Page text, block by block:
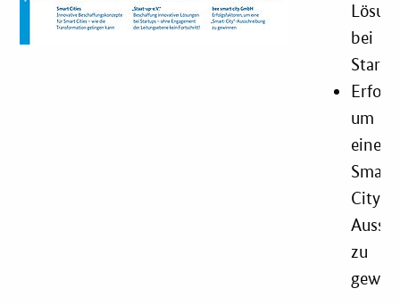
bei
um
eine
Smart
City-
zu